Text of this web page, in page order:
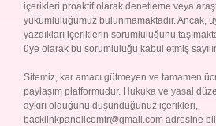
içerikleri proaktif olarak denetleme veya
yükümlülüğümüz bulunmamaktadır. Ancak,
yazdıkları içeriklerin sorumluluğunu
üye olarak bu sorumluluğu kabul etmiş
Sitemiz, kar amacı gütmeyen ve tamamen
paylaşım platformudur. Hukuka ve yasal
aykırı olduğunu düşündüğünüz içerikleri,
backlinkpanelicomtr@gmail.comadresine